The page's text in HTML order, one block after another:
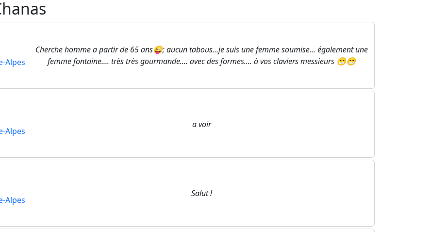
Alpes
Cherche homme a partir de 65 ans😜; aucun tabous...je suis une femme soumise... également une
femme fontaine.... très très gourmande.... avec des formes.... à vos claviers messieurs 😁😁
Alpes
a voir
Alpes
Salut !